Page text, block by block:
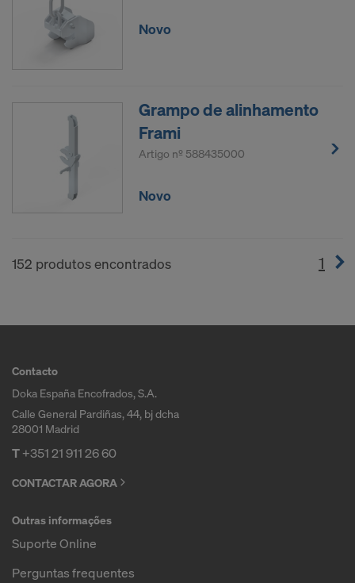
Novo
Grampo de alinhamento
Frami
Artigo nº 588435000
Novo
152 produtos encontrados 1
Contacto
Doka España Encofrados, S.A.
Calle General Pardiñas, 44, bj dcha
28001 Madrid
T+351 21 911 26 60
CONTACTAR AGORA
Outras informações
Suporte Online
Perguntas frequentes